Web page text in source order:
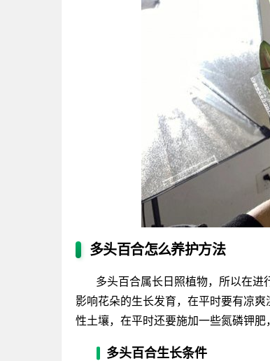
多头百合怎么养护方法
多头百合属长日照植物，所以在进
影响花朵的生长发育，在平时要有凉
性土壤，在平时还要施加一些氮磷钾肥
多头百合生长条件